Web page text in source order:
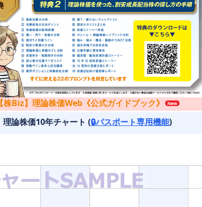
【株Biz】理論株価Web《公式ガイドブック》
理論株価10年チャート (🔒パスポート専用機能)